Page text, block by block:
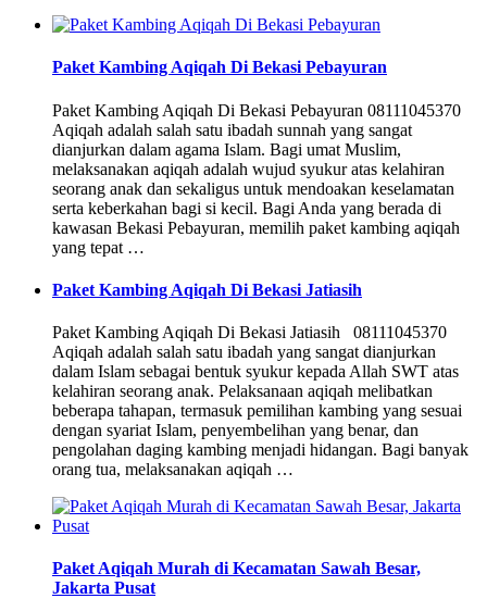
Paket Kambing Aqiqah Di Bekasi Pebayuran
Paket Kambing Aqiqah Di Bekasi Pebayuran 08111045370
Aqiqah adalah salah satu ibadah sunnah yang sangat
dianjurkan dalam agama Islam. Bagi umat Muslim,
melaksanakan aqiqah adalah wujud syukur atas kelahiran
seorang anak dan sekaligus untuk mendoakan keselamatan
serta keberkahan bagi si kecil. Bagi Anda yang berada di
kawasan Bekasi Pebayuran, memilih paket kambing aqiqah
yang tepat …
Paket Kambing Aqiqah Di Bekasi Jatiasih
Paket Kambing Aqiqah Di Bekasi Jatiasih 08111045370
Aqiqah adalah salah satu ibadah yang sangat dianjurkan
dalam Islam sebagai bentuk syukur kepada Allah SWT atas
kelahiran seorang anak. Pelaksanaan aqiqah melibatkan
beberapa tahapan, termasuk pemilihan kambing yang sesuai
dengan syariat Islam, penyembelihan yang benar, dan
pengolahan daging kambing menjadi hidangan. Bagi banyak
orang tua, melaksanakan aqiqah …
Paket Aqiqah Murah di Kecamatan Sawah Besar,
Jakarta Pusat